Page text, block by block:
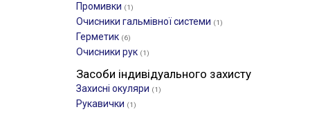
Промивки (1)
Очисники гальмівної системи (1)
Герметик (6)
Очисники рук (1)
Засоби індивідуального захисту
Захисні окуляри (1)
Рукавички (1)